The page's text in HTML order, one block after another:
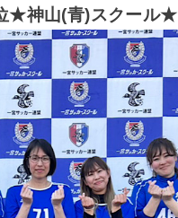
神山(青)スクール★